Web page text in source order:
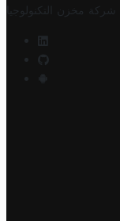
شركة مخزن التكنولوجيا